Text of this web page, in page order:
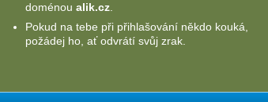
doménou alik.cz.
Pokud na tebe při přihlašování někdo kouká,
požádej ho, ať odvrátí svůj zrak.